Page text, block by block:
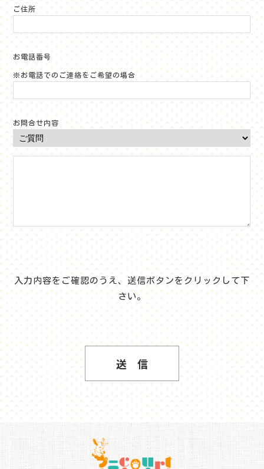
ご住所
お電話番号
※お電話でのご連絡をご希望の場合
お問合せ内容
入力内容をご確認のうえ、送信ボタンをクリックして下
さい。